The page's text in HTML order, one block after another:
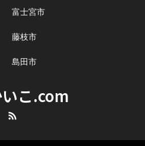
富士宮市
藤枝市
島田市
こ.com